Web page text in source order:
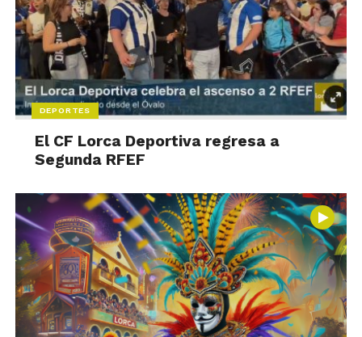
DEPORTES
El CF Lorca Deportiva regresa a
Segunda RFEF